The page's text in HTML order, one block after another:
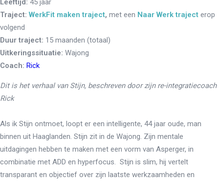
Leeftijd: 45 jaar
Traject: WerkFit maken traject, met een Naar Werk traject erop
volgend
Duur traject: 15 maanden (totaal)
Uitkeringssituatie: Wajong
Coach: Rick
Dit is het verhaal van Stijn, beschreven door zijn re-integratiecoach
Rick
Als ik Stijn ontmoet, loopt er een intelligente, 44 jaar oude, man
binnen uit Haaglanden. Stijn zit in de Wajong. Zijn mentale
uitdagingen hebben te maken met een vorm van Asperger, in
combinatie met ADD en hyperfocus. Stijn is slim, hij vertelt
transparant en objectief over zijn laatste werkzaamheden en